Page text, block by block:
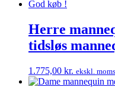
Herre
tidsløs
1.775,00 kr. ekskl. moms